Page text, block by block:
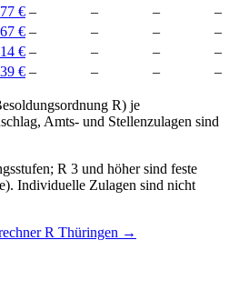
€ – – –
–
€ – – –
–
€ – – –
–
€ – – – –
R) je
Amts- und Stellenzulagen sind
R 3 und höher sind feste
Individuelle Zulagen sind nicht
R Thüringen →